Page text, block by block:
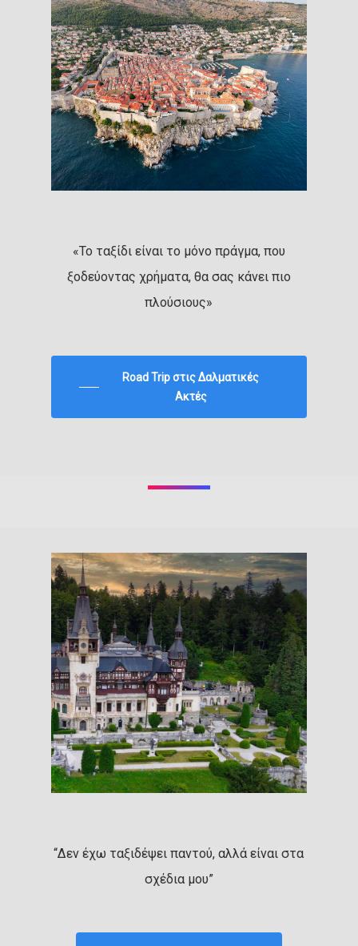
«Το ταξίδι είναι το μόνο πράγμα, που
ξοδεύοντας χρήματα, θα σας κάνει πιο
πλούσιους»
Road Trip στις Δαλματικές
Ακτές
“Δεν έχω ταξιδέψει παντού, αλλά είναι στα
σχέδια μου”